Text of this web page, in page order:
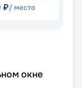
₽/ место
окне